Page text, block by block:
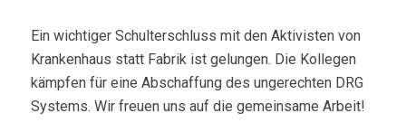
Ein wichtiger Schulterschluss mit den Aktivisten von
Krankenhaus statt Fabrik ist gelungen. Die Kollegen
kämpfen für eine Abschaffung des ungerechten DRG
Systems. Wir freuen uns auf die gemeinsame Arbeit!